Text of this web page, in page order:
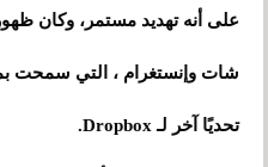
على أنه تهديد مستمر، وكان
شات وإنستغرام ، التي سمحت
تحديًا آخر لـ Dropbox.